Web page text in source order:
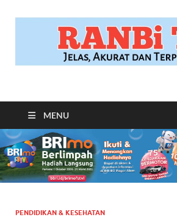
RANBITV.COM
MENU
PENDIDIKAN & KESEHATAN